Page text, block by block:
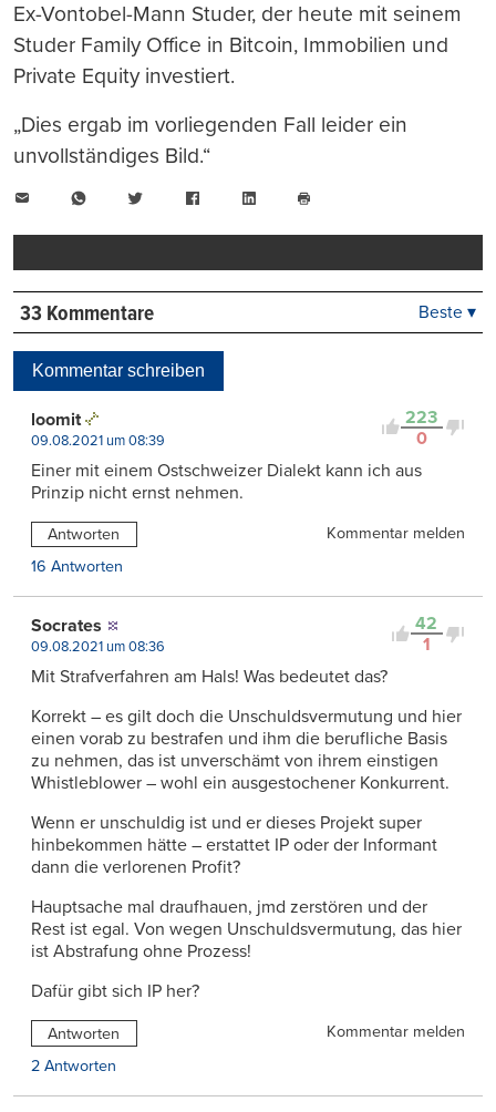
Ex-Vontobel-Mann Studer, der heute mit seinem
Studer Family Office in Bitcoin, Immobilien und
Private Equity investiert.
„Dies ergab im vorliegenden Fall leider ein
unvollständiges Bild.“
WhatsAppTwitter FacebookLinkedIn
drucken
33 Kommentare Beste ▾
Kommentar schreiben
223
0
loomit
09.08.2021 um 08:39
Einer mit einem Ostschweizer Dialekt kann ich aus
Prinzip nicht ernst nehmen.
Antworten
Kommentar melden
16 Antworten
42
1
Socrates
09.08.2021 um 08:36
Mit Strafverfahren am Hals! Was bedeutet das?
Korrekt – es gilt doch die Unschuldsvermutung und hier
einen vorab zu bestrafen und ihm die berufliche Basis
zu nehmen, das ist unverschämt von ihrem einstigen
Whistleblower – wohl ein ausgestochener Konkurrent.
Wenn er unschuldig ist und er dieses Projekt super
hinbekommen hätte – erstattet IP oder der Informant
dann die verlorenen Profit?
Hauptsache mal draufhauen, jmd zerstören und der
Rest ist egal. Von wegen Unschuldsvermutung, das hier
ist Abstrafung ohne Prozess!
Dafür gibt sich IP her?
Antworten
Kommentar melden
2 Antworten